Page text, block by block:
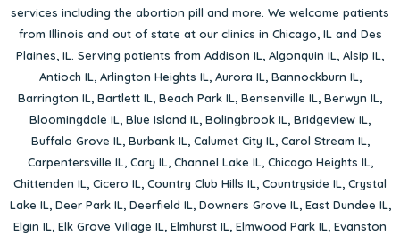
services including the abortion pill and more. We welcome patients
from Illinois and out of state at our clinics in Chicago, IL and Des
Plaines, IL. Serving patients from Addison IL, Algonquin IL, Alsip IL,
Antioch IL, Arlington Heights IL, Aurora IL, Bannockburn IL,
Barrington IL, Bartlett IL, Beach Park IL, Bensenville IL, Berwyn IL,
Bloomingdale IL, Blue Island IL, Bolingbrook IL, Bridgeview IL,
Buffalo Grove IL, Burbank IL, Calumet City IL, Carol Stream IL,
Carpentersville IL, Cary IL, Channel Lake IL, Chicago Heights IL,
Chittenden IL, Cicero IL, Country Club Hills IL, Countryside IL, Crystal
Lake IL, Deer Park IL, Deerfield IL, Downers Grove IL, East Dundee IL,
Elgin IL, Elk Grove Village IL, Elmhurst IL, Elmwood Park IL, Evanston